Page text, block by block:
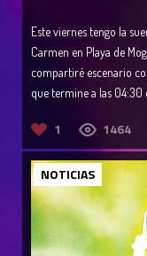
Este viernes tengo la
Carmen en Playa de
compartiré escenario
que termine a las 04:30
1 1464
NOTICIAS